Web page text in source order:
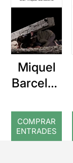
Miquel
Barcelon
COMPRAR
ENTRADES